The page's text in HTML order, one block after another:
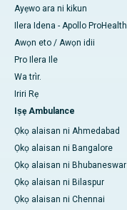
Ayẹwo ara ni kikun
Ilera Idena - Apollo ProHealth
Awọn eto / Awọn idii
Pro Ilera Ile
Wa trìr.
Iriri Rẹ
Iṣẹ Ambulance
Ọkọ alaisan ni Ahmedabad
Ọkọ alaisan ni Bangalore
Ọkọ alaisan ni Bhubaneswar
Ọkọ alaisan ni Bilaspur
Ọkọ alaisan ni Chennai